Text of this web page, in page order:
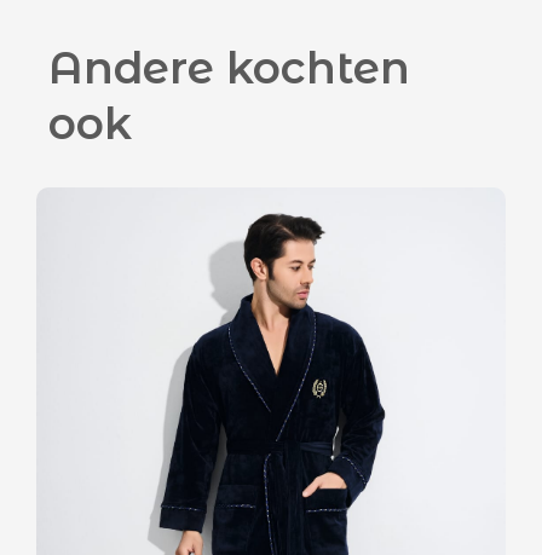
Andere kochten
ook